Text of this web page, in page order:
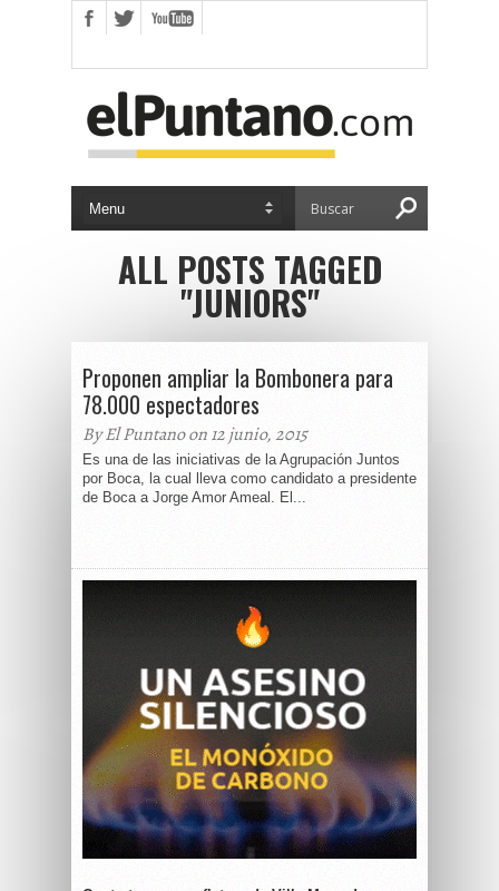
ALL POSTS TAGGED
"JUNIORS"
Proponen ampliar la Bombonera para
78.000 espectadores
By El Puntano on 12 junio, 2015
Es una de las iniciativas de la Agrupación Juntos
por Boca, la cual lleva como candidato a presidente
de Boca a Jorge Amor Ameal. El...